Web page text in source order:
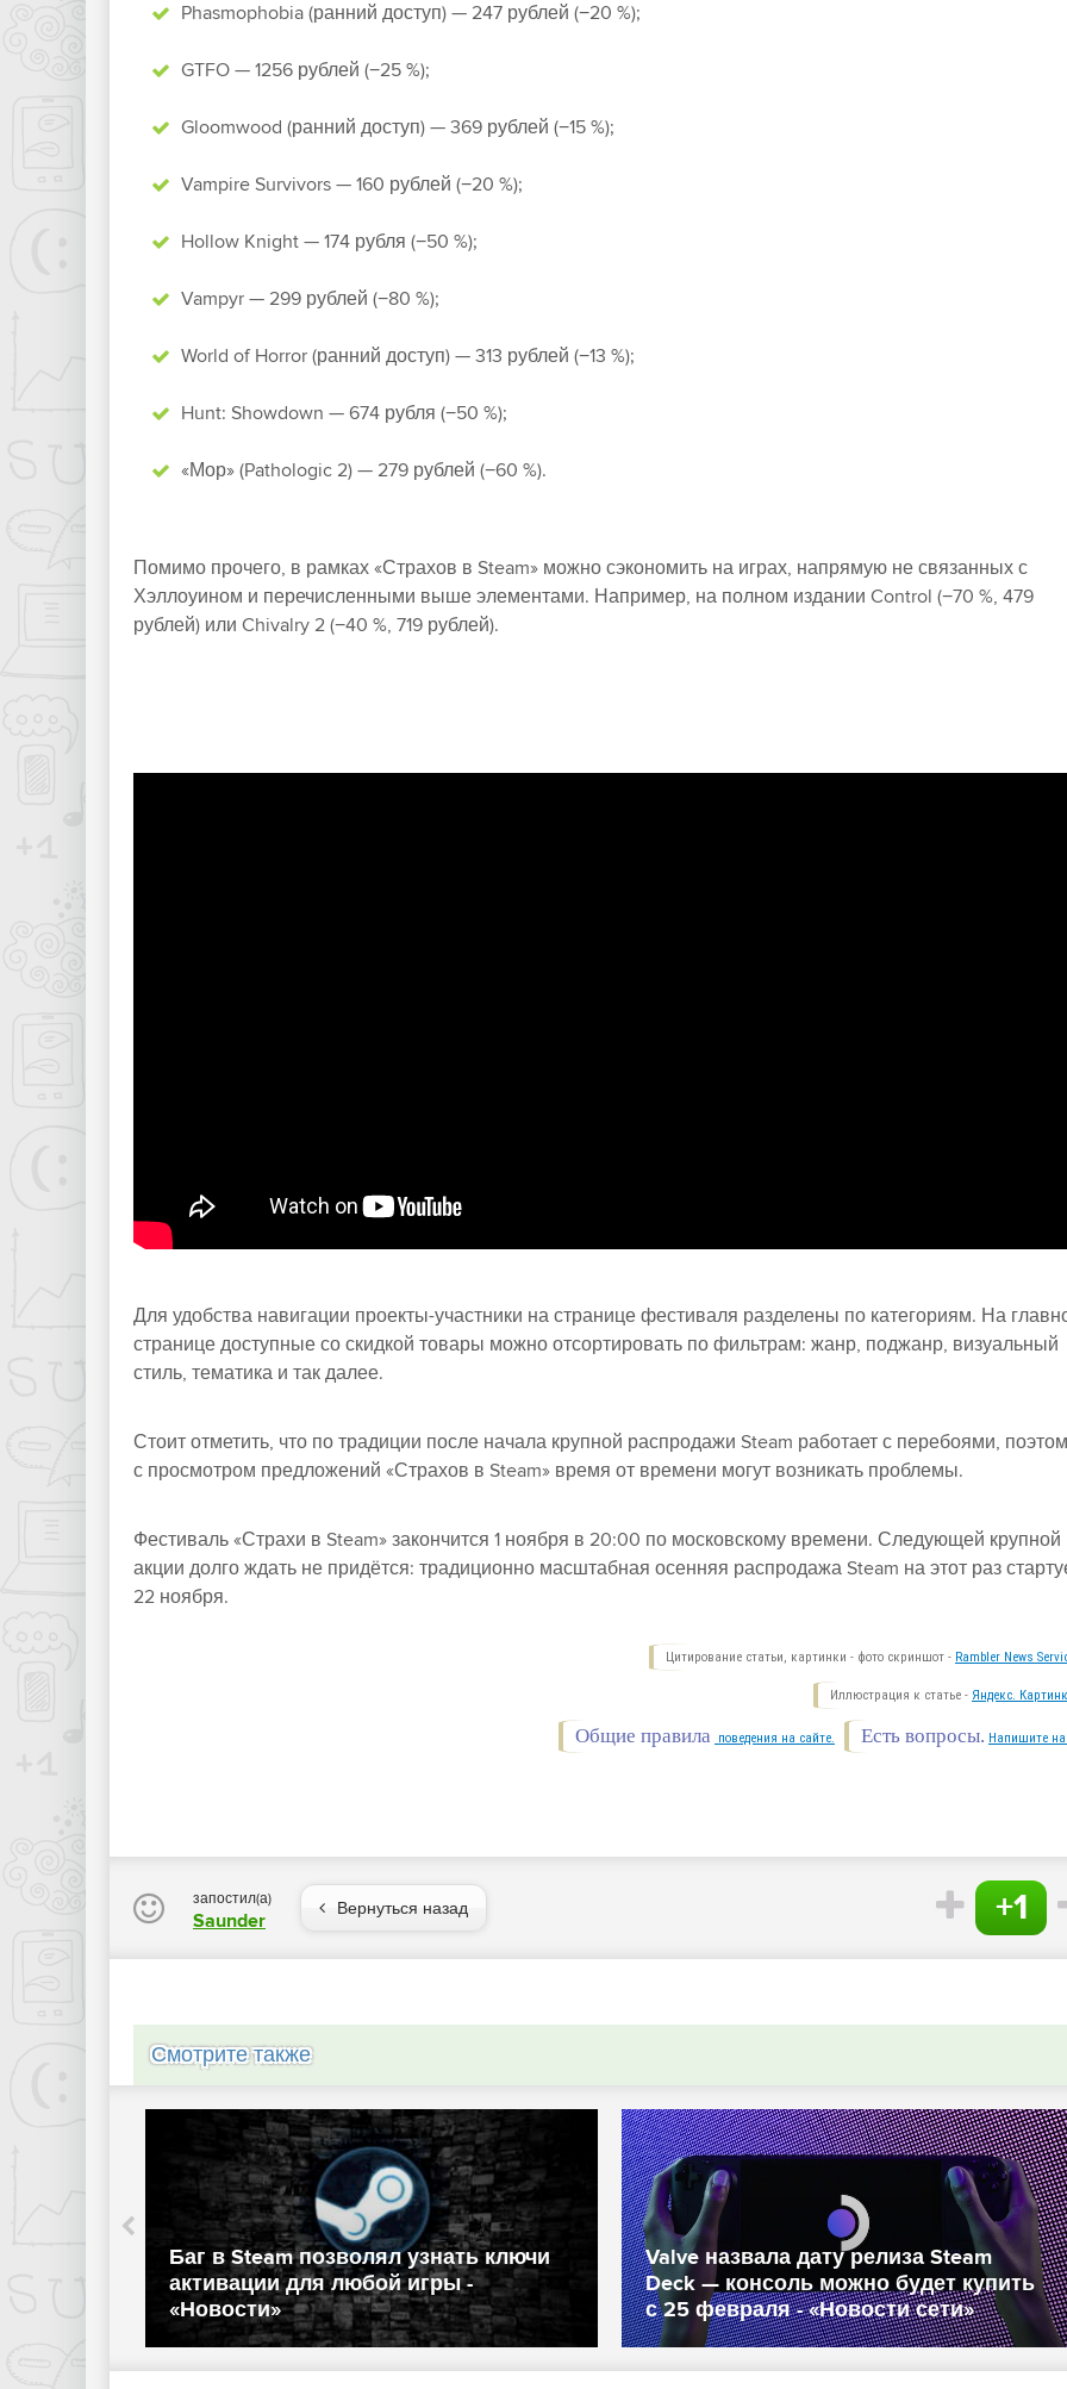
Phasmophobia (ранний доступ) — 247 рублей (−20 %);
GTFO — 1256 рублей (−25 %);
Gloomwood (ранний доступ) — 369 рублей (−15 %);
Vampire Survivors — 160 рублей (−20 %);
Hollow Knight — 174 рубля (−50 %);
Vampyr — 299 рублей (−80 %);
World of Horror (ранний доступ) — 313 рублей (−13 %);
Hunt: Showdown — 674 рубля (−50 %);
«Мор» (Pathologic 2) — 279 рублей (−60 %).
Помимо прочего, в рамках «Страхов в Steam» можно сэкономить на играх, напрямую не связанных с
Хэллоуином и перечисленными выше элементами. Например, на полном издании Control (−70 %, 479
рублей) или Chivalry 2 (−40 %, 719 рублей).
Для удобства навигации проекты-участники на странице фестиваля разделены по категориям. На
странице доступные со скидкой товары можно отсортировать по фильтрам: жанр, поджанр, визуальный
стиль, тематика и так далее.
Стоит отметить, что по традиции после начала крупной распродажи Steam работает с перебоями,
с просмотром предложений «Страхов в Steam» время от времени могут возникать проблемы.
Фестиваль «Страхи в Steam» закончится 1 ноября в 20:00 по московскому времени. Следующей крупной
акции долго ждать не придётся: традиционно масштабная осенняя распродажа Steam на этот раз
22 ноября.
Цитирование статьи, картинки - фото скриншот - Rambler News
Иллюстрация к статье - Яндекс.
Есть вопросы. Напишите
Общие правила поведения на сайте.
запостил(а)
Saunder
Вернуться назад +1
Смотрите также
Баг в Steam позволял узнать ключи
активации для любой игры -
«Новости»
Valve назвала дату релиза Steam
Deck — консоль можно будет купить
с 25 февраля - «Новости сети»